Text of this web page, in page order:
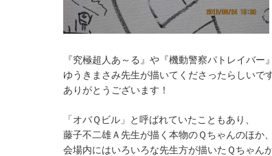
『究極超人あ～る』や『機動警察パトレイバー
ゆうきまさみ先生が描いてくださったらしいです
ありがとうございます！
「オバＱビル」と呼ばれていたこともあり、
藤子不二雄Ａ先生が描く本物のＱちゃんのほか、
会場内にはいろいろな先生方が描いたＱちゃん